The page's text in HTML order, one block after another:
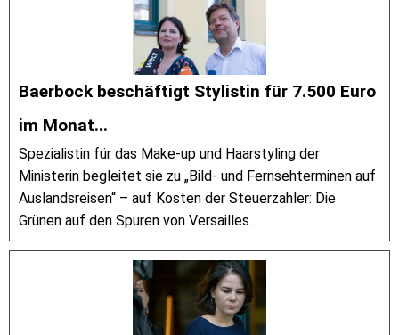
Baerbock beschäftigt Stylistin für 7.500 Euro
im Monat...
Spezialistin für das Make-up und Haarstyling der
Ministerin begleitet sie zu „Bild- und Fernsehterminen auf
Auslandsreisen“ – auf Kosten der Steuerzahler: Die
Grünen auf den Spuren von Versailles.